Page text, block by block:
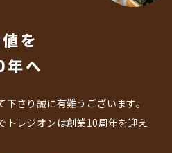
を
年へ
さり誠に有難うございます。
トレジオンは創業10周年を迎え